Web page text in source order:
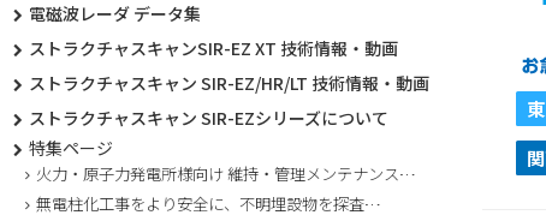
電磁波レーダ データ集
ストラクチャスキャンSIR-EZ XT 技術情報・動画
ストラクチャスキャン SIR-EZ/HR/LT 技術情報・動画
ストラクチャスキャン SIR-EZシリーズについて
特集ページ
火力・原子力発電所様向け 維持・管理メンテナンス…
無電柱化工事をより安全に、不明埋設物を探査…